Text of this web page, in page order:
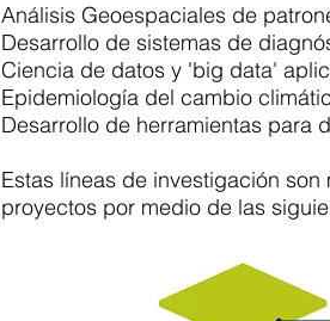
Análisis Geoespaciales de
Desarrollo de sistemas de
Ciencia de datos y 'big data'
Epidemiología del cambio
Desarrollo de herramientas para
Estas líneas de investigación
proyectos por medio de las